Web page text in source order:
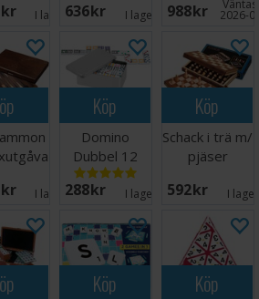
I lager:3
636 SEK I lager: 4
47x47
988 SEK 2026-
I lager:1
Köp
Domino
Dubbel 12
Metallåda - 91
delar
288 SEK I lager: 7
Köp
Schack i trä m/
pjäser
30x30
592 SEK I
Köp Köp